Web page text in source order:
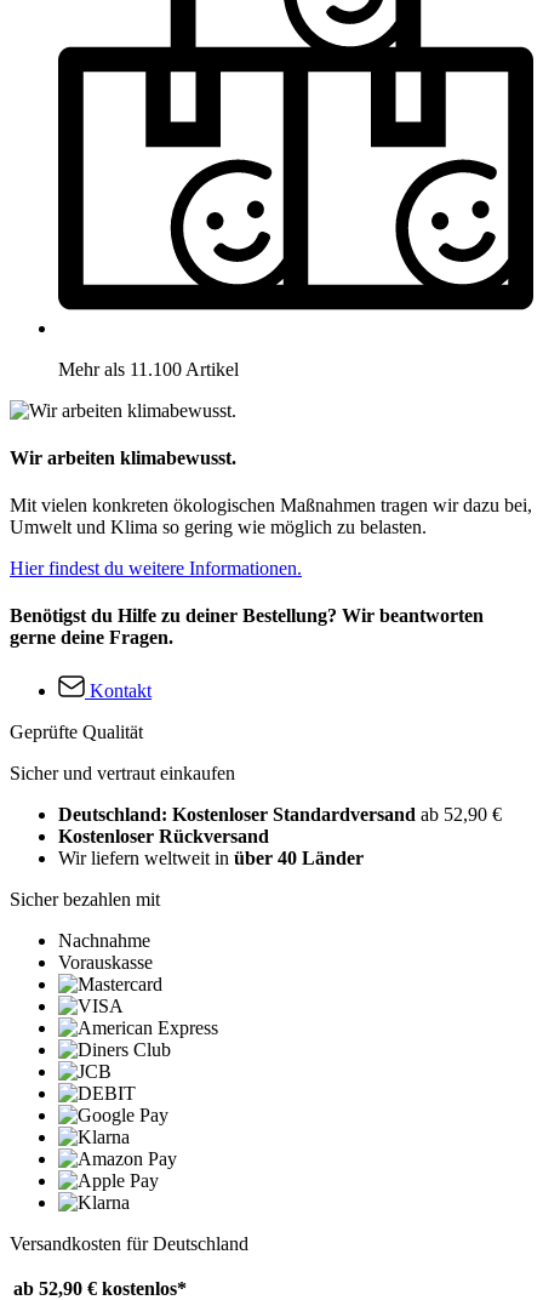
Mehr als 11.100 Artikel
Wir arbeiten klimabewusst.
Mit vielen konkreten ökologischen Maßnahmen tragen wir dazu bei,
Umwelt und Klima so gering wie möglich zu belasten.
Hier findest du weitere Informationen.
Benötigst du Hilfe zu deiner Bestellung? Wir beantworten
gerne deine Fragen.
Kontakt
Geprüfte Qualität
Sicher und vertraut einkaufen
Deutschland: Kostenloser Standardversand ab 52,90 €
Kostenloser Rückversand
Wir liefern weltweit in über 40 Länder
Sicher bezahlen mit
Nachnahme
Vorauskasse
Versandkosten für Deutschland
ab 52,90 € kostenlos*